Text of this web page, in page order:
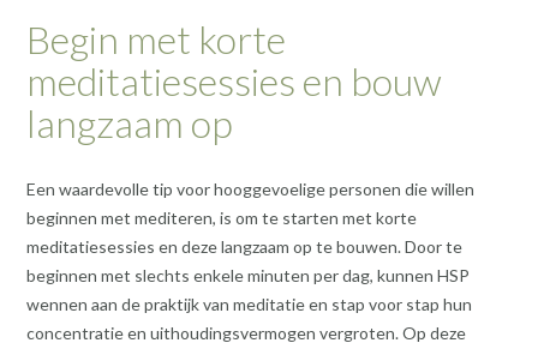
Begin met korte
meditatiesessies en bouw
langzaam op
Een waardevolle tip voor hooggevoelige personen die willen
beginnen met mediteren, is om te starten met korte
meditatiesessies en deze langzaam op te bouwen. Door te
beginnen met slechts enkele minuten per dag, kunnen HSP
wennen aan de praktijk van meditatie en stap voor stap hun
concentratie en uithoudingsvermogen vergroten. Op deze